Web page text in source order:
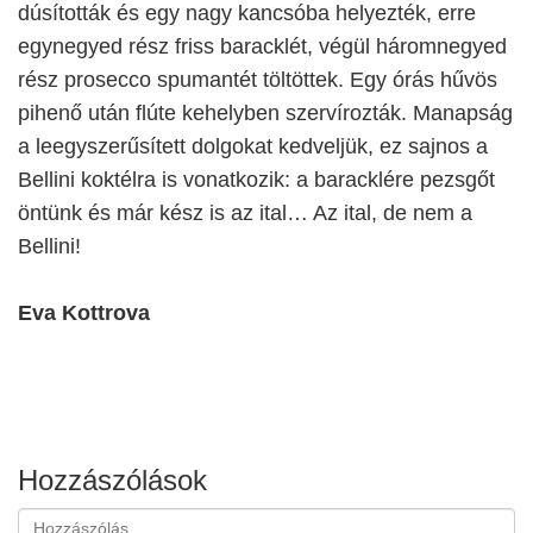
dúsították és egy nagy kancsóba helyezték, erre
egynegyed rész friss baracklét, végül háromnegyed
rész prosecco spumantét töltöttek. Egy órás hűvös
pihenő után flúte kehelyben szervírozták. Manapság
a leegyszerűsített dolgokat kedveljük, ez sajnos a
Bellini koktélra is vonatkozik: a baracklére pezsgőt
öntünk és már kész is az ital… Az ital, de nem a
Bellini!
Eva Kottrova
Hozzászólások